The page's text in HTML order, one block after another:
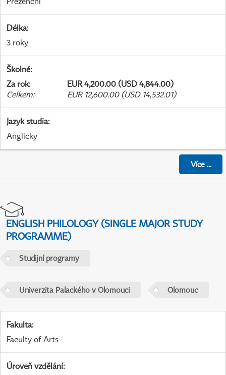
Délka:
3 roky
Školné:
Za rok:
EUR 4,200.00 (USD 4,844.00)
Celkem: EUR 12,600.00 (USD 14,532.01)
Jazyk studia:
Anglicky
Více...
ENGLISH PHILOLOGY (SINGLE MAJOR STUDY
PROGRAMME)
Studijní programy
Univerzita Palackého v Olomouci Olomouc
Fakulta:
Faculty of Arts
Úroveň vzdělání: